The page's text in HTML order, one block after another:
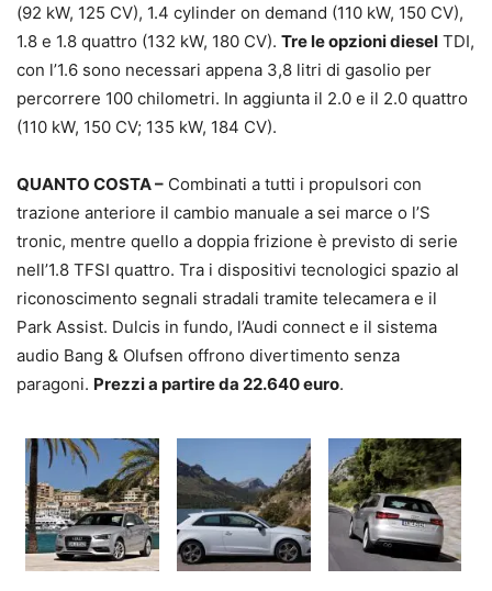
(92 kW, 125 CV), 1.4 cylinder on demand (110 kW, 150 CV),
1.8 e 1.8 quattro (132 kW, 180 CV). Tre le opzioni diesel TDI,
con l’1.6 sono necessari appena 3,8 litri di gasolio per
percorrere 100 chilometri. In aggiunta il 2.0 e il 2.0 quattro
(110 kW, 150 CV; 135 kW, 184 CV).
QUANTO COSTA – Combinati a tutti i propulsori con
trazione anteriore il cambio manuale a sei marce o l’S
tronic, mentre quello a doppia frizione è previsto di serie
nell’1.8 TFSI quattro. Tra i dispositivi tecnologici spazio al
riconoscimento segnali stradali tramite telecamera e il
Park Assist. Dulcis in fundo, l’Audi connect e il sistema
audio Bang & Olufsen offrono divertimento senza
paragoni. Prezzi a partire da 22.640 euro.